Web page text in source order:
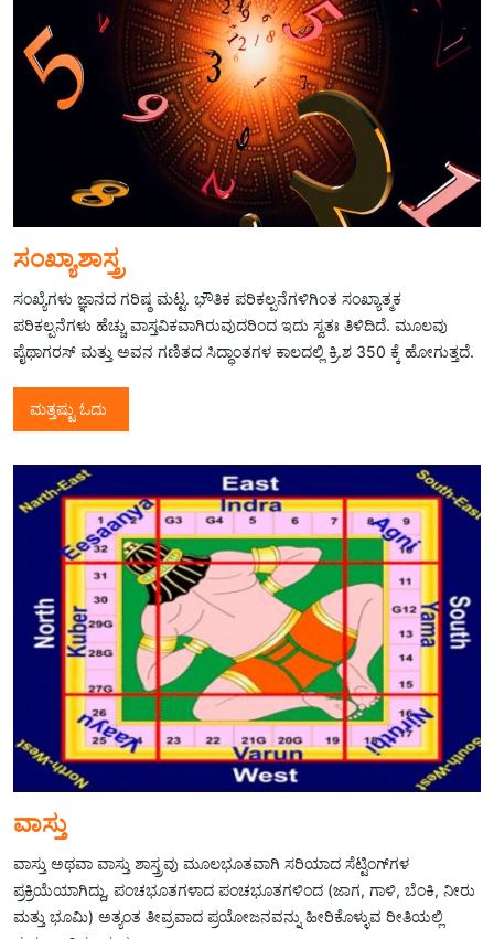
ಸಂಖ್ಯಾಶಾಸ್ತ್ರ
ಸಂಖ್ಯೆಗಳು ಜ್ಞಾನದ ಗರಿಷ್ಠ ಮಟ್ಟ. ಭೌತಿಕ ಪರಿಕಲ್ಪನೆಗಳಿಗಿಂತ ಸಂಖ್ಯಾತ್ಮಕ
ಪರಿಕಲ್ಪನೆಗಳು ಹೆಚ್ಚು ವಾಸ್ತವಿಕವಾಗಿರುವುದರಿಂದ ಇದು ಸ್ವತಃ ತಿಳಿದಿದೆ. ಮೂಲವು
ಪೈಥಾಗರಸ್ ಮತ್ತು ಅವನ ಗಣಿತದ ಸಿದ್ಧಾಂತಗಳ ಕಾಲದಲ್ಲಿ ಕ್ರಿ.ಶ 350 ಕ್ಕೆ ಹೋಗುತ್ತದೆ.
ಮತ್ತಷ್ಟು ಓದು
ವಾಸ್ತು
ವಾಸ್ತು ಅಥವಾ ವಾಸ್ತು ಶಾಸ್ತ್ರವು ಮೂಲಭೂತವಾಗಿ ಸರಿಯಾದ ಸೆಟ್ಟಿಂಗ್‌ಗಳ
ಪ್ರಕ್ರಿಯೆಯಾಗಿದ್ದು, ಪಂಚಭೂತಗಳಾದ ಪಂಚಭೂತಗಳಿಂದ (ಜಾಗ, ಗಾಳಿ, ಬೆಂಕಿ, ನೀರು
ಮತ್ತು ಭೂಮಿ) ಅತ್ಯಂತ ತೀವ್ರವಾದ ಪ್ರಯೋಜನವನ್ನು ಹೀರಿಕೊಳ್ಳುವ ರೀತಿಯಲ್ಲಿ